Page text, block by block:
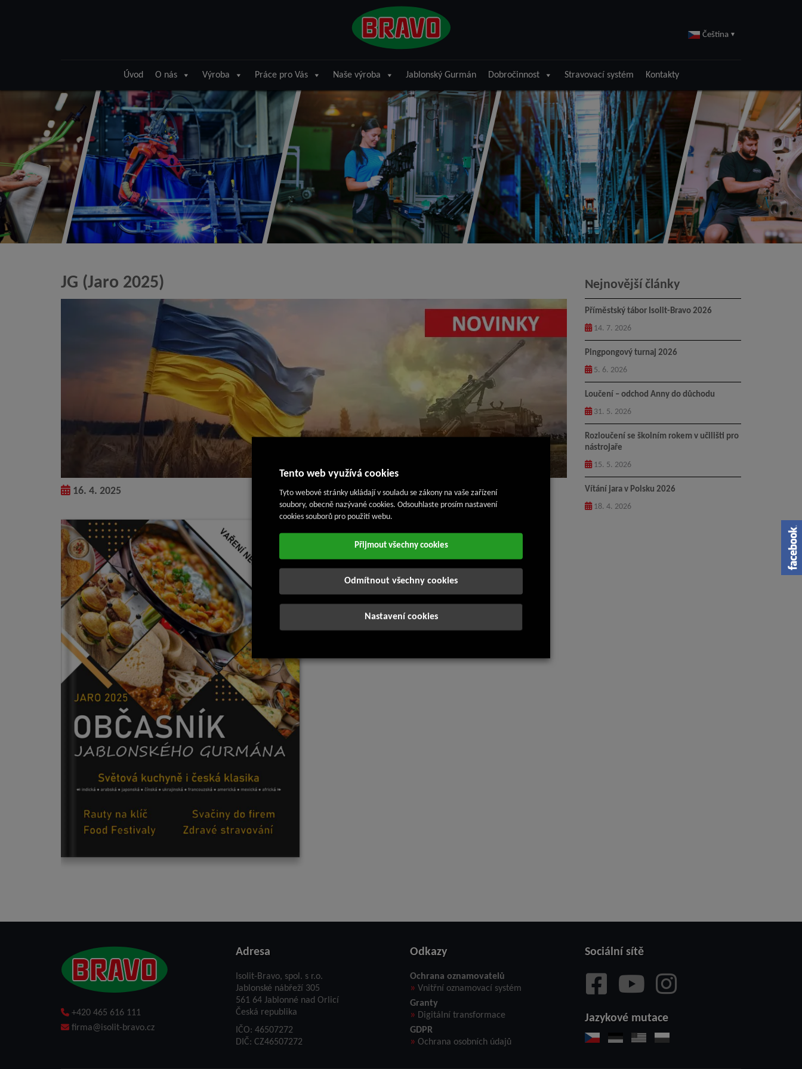
Čeština ▾
Úvod O nás Výroba Práce pro Vás Naše výroba Jablonský Gurmán Dobročinnost Stravovací systém Kontakty
JG (Jaro 2025)
16. 4. 2025
Nejnovější články
Příměstský tábor Isolit-Bravo 2026
14. 7. 2026
Pingpongový turnaj 2026
5. 6. 2026
Loučení – odchod Anny do důchodu
31. 5. 2026
Rozloučení se školním rokem v učilišti pro
nástrojaře
15. 5. 2026
Vítání jara v Polsku 2026
18. 4. 2026
+420 465 616 111
firma@isolit-bravo.cz
Adresa
Isolit-Bravo, spol. s r.o.
Jablonské nábřeží 305
561 64 Jablonné nad Orlicí
Česká republika
IČO: 46507272
DIČ: CZ46507272
Odkazy
Ochrana oznamovatelů
» Vnitřní oznamovací systém
Granty
» Digitální transformace
GDPR
» Ochrana osobních údajů
Sociální sítě
Jazykové mutace
Tento web využívá cookies
Tyto webové stránky ukládají v souladu se zákony na vaše zařízení
soubory, obecně nazývané cookies. Odsouhlaste prosím nastavení
cookies souborů pro použití webu.
Přijmout všechny cookies
Odmítnout všechny cookies
Nastavení cookies